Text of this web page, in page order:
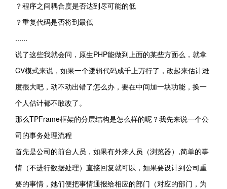
？程序之间耦合度是否达到尽可能的低
？重复代码是否将到最低
......
说了这些我就会问，原生PHP能做到上面的某些方面么，就拿
CV模式来说，如果一个逻辑代码成千上万行了，改起来估计难
度很大吧，动不动出错了怎么办，要在中间加一块功能，换一
个人估计都不敢改了。
那么TPFrame框架的分层结构是怎么样的呢？我先来说一个公
司的事务处理流程
首先是公司的前台人员，如果有外来人员（浏览器）,简单的事
情（不进行数据处理）直接回复就可以，如果要设计到公司重
要的事情，她们便把事情通报给相应的部门（对应的部门，为